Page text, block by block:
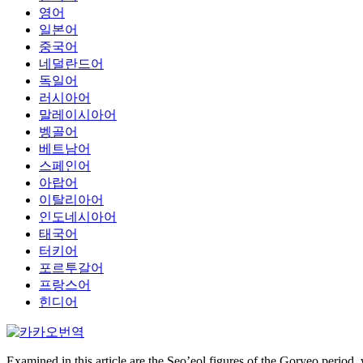
영어
일본어
중국어
네덜란드어
독일어
러시아어
말레이시아어
벵골어
베트남어
스페인어
아랍어
이탈리아어
인도네시아어
태국어
터키어
포르투갈어
프랑스어
힌디어